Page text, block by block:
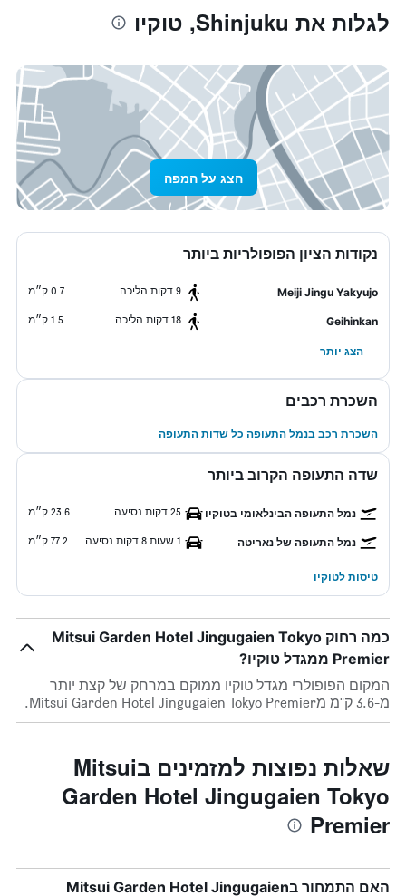
לגלות את Shinjuku, טוקיו
הצג על המפה
נקודות הציון הפופולריות ביותר
Meiji Jingu Yakyujo 9 דקות הליכה 0.7 ק״מ
Geihinkan 18 דקות הליכה 1.5 ק״מ
הצג יותר
השכרת רכבים
השכרת רכב בנמל התעופה כל שדות התעופה
שדה התעופה הקרוב ביותר
נמל התעופה הבינלאומי בטוקיו 25 דקות נסיעה 23.6 ק״מ
נמל התעופה של נאריטה 1 שעות 8 דקות נסיעה 77.2 ק״מ
טיסות לטוקיו
כמה רחוק Mitsui Garden Hotel Jingugaien Tokyo
Premier ממגדל טוקיו?
המקום הפופולרי מגדל טוקיו ממוקם במרחק של קצת יותר
מ-3.6 ק"מ מMitsui Garden Hotel Jingugaien Tokyo Premier.
שאלות נפוצות למזמינים בMitsui
Garden Hotel Jingugaien Tokyo
Premier
האם התמחור בMitsui Garden Hotel Jingugaien